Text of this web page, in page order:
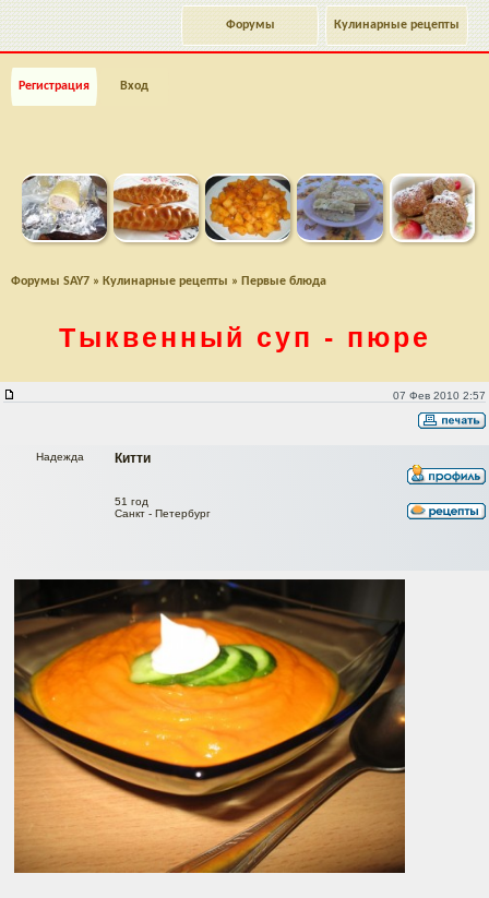
Кулинарные рецепты
Форумы
Регистрация Вход
Форумы SAY7 » Кулинарные рецепты » Первые блюда
Тыквенный суп - пюре
07 Фев 2010 2:57
Китти
Надежда
51 год
Санкт - Петербург